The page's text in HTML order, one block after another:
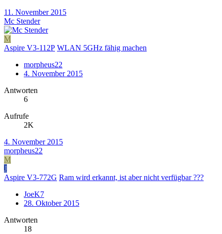
11. November 2015
Mc Stender
M
Aspire V3-112P WLAN 5GHz fähig machen
morpheus22
4. November 2015
Antworten
6
Aufrufe
2K
4. November 2015
morpheus22
M
J
Aspire V3-772G Ram wird erkannt, ist aber nicht verfügbar ???
JoeK7
28. Oktober 2015
Antworten
18